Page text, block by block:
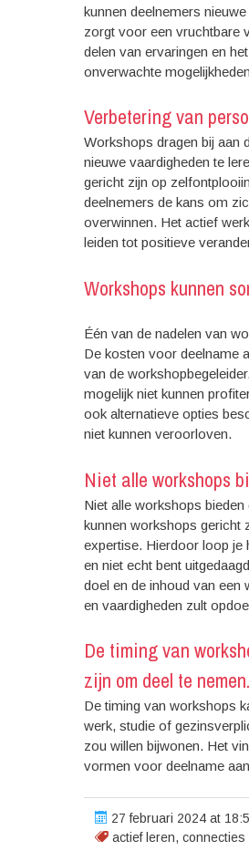
kunnen deelnemers
zorgt voor een vruchtbare
delen van ervaringen en
onverwachte
Verbetering van
Workshops dragen bij aan
nieuwe vaardigheden te
gericht zijn op
deelnemers de kans om
overwinnen. Het actief
leiden tot positieve
Workshops kunnen
Één van de nadelen van
De kosten voor deelname
van de
mogelijk niet kunnen
ook alternatieve opties
niet kunnen veroorloven.
Niet alle workshops
Niet alle workshops
kunnen workshops gericht
expertise. Hierdoor loop je
en niet echt bent
doel en de inhoud van een
en vaardigheden zult
De timing van
zijn om deel te nemen.
De timing van workshops
werk, studie of
zou willen bijwonen. Het
vormen voor deelname
27 februari 2024 at
actief leren, connecties